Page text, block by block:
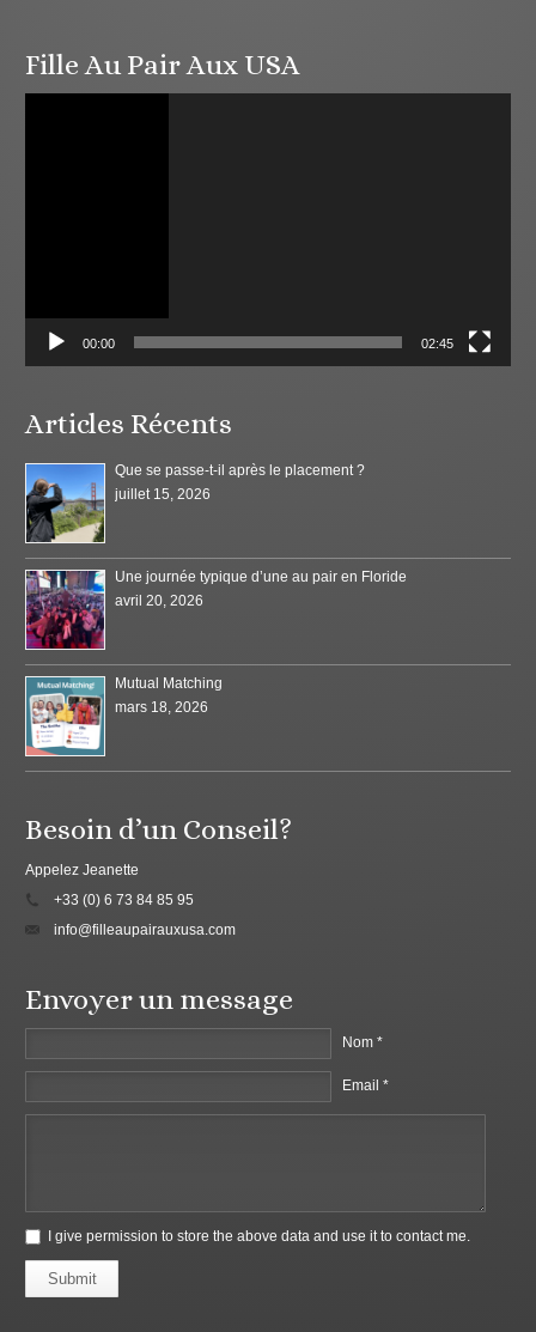
Fille Au Pair Aux USA
00:00 02:45
Articles Récents
Que se passe-t-il après le placement ?
juillet 15, 2026
Une journée typique d’une au pair en Floride
avril 20, 2026
Mutual Matching
mars 18, 2026
Besoin d’un Conseil?
Appelez Jeanette
+33 (0) 6 73 84 85 95
info@filleaupairauxusa.com
Envoyer un message
Nom *
Email *
I give permission to store the above data and use it to contact me.
Submit